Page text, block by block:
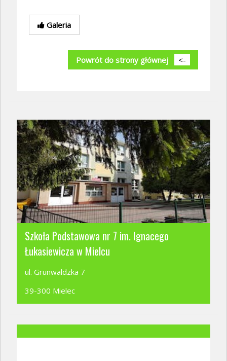
Galeria
Powrót do strony głównej <-
Szkoła Podstawowa nr 7 im. Ignacego
Łukasiewicza w Mielcu
ul. Grunwaldzka 7
39-300 Mielec